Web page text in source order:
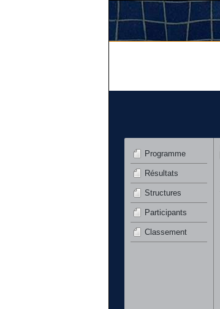
Programme
Résultats
Structures
Participants
Classement